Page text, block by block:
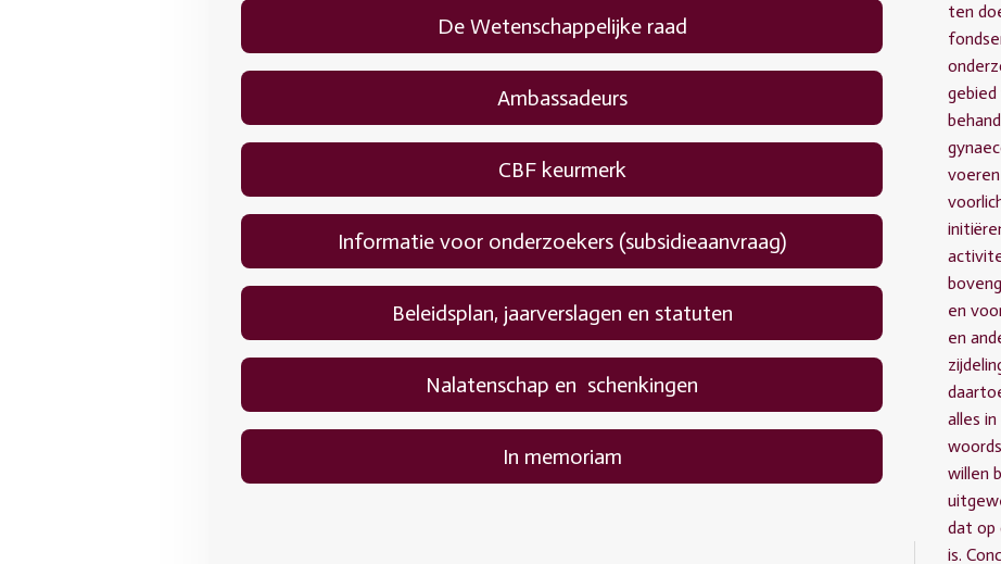
De Wetenschappelijke raad
Ambassadeurs
CBF keurmerk
Informatie voor onderzoekers (subsidieaanvraag)
Beleidsplan, jaarverslagen en statuten
Nalatenschap en schenkingen
In memoriam
ten
en
en
alles
willen
dat op
is.